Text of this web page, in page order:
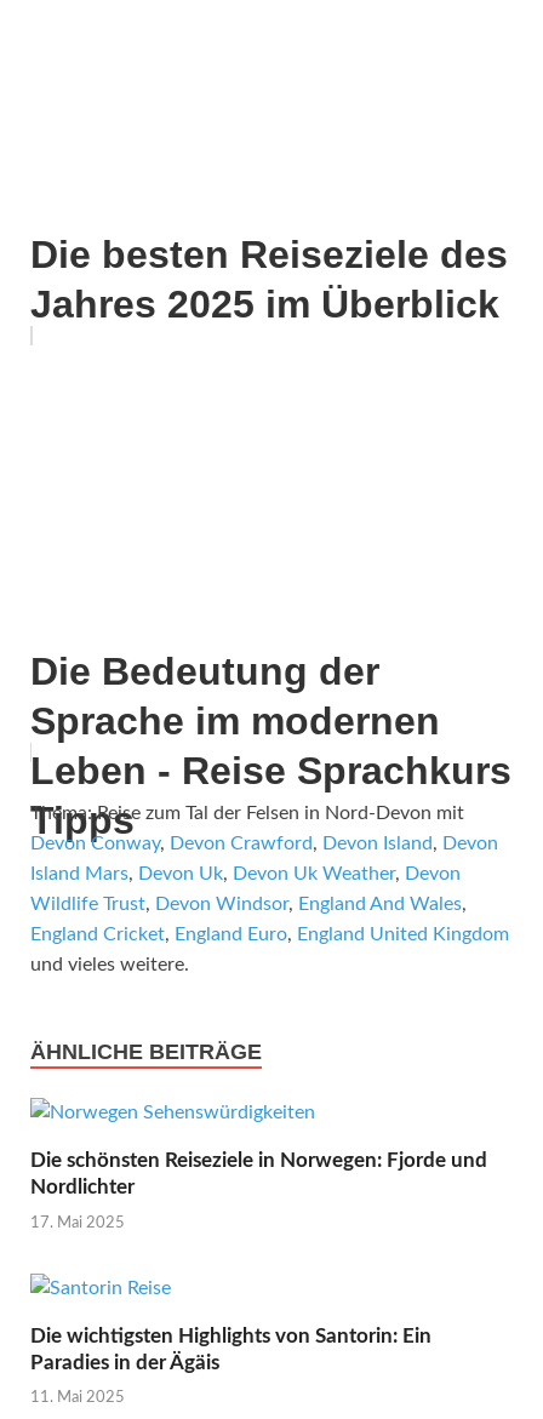
Die besten Reiseziele des
Jahres 2025 im Überblick
Die Bedeutung der
Sprache im modernen
Leben - Reise Sprachkurs
Tipps
Thema: Reise zum Tal der Felsen in Nord-Devon mit
Devon Conway, Devon Crawford, Devon Island, Devon
Island Mars, Devon Uk, Devon Uk Weather, Devon
Wildlife Trust, Devon Windsor, England And Wales,
England Cricket, England Euro, England United Kingdom
und vieles weitere.
ÄHNLICHE BEITRÄGE
Die schönsten Reiseziele in Norwegen: Fjorde und
Nordlichter
17. Mai 2025
Die wichtigsten Highlights von Santorin: Ein
Paradies in der Ägäis
11. Mai 2025